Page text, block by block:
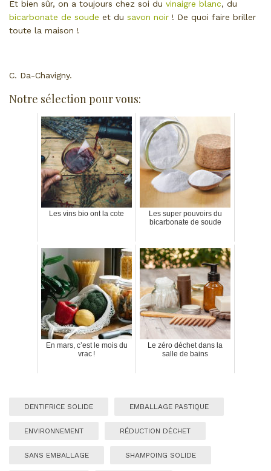
Et bien sûr, on a toujours chez soi du vinaigre blanc, du
bicarbonate de soude et du savon noir ! De quoi faire briller
toute la maison !
C. Da-Chavigny.
Notre sélection pour vous:
Les vins bio ont la cote
Les super pouvoirs du
bicarbonate de soude
En mars, c’est le mois du
vrac !
Le zéro déchet dans la
salle de bains
DENTIFRICE SOLIDE EMBALLAGE PASTIQUE
ENVIRONNEMENT RÉDUCTION DÉCHET
SANS EMBALLAGE SHAMPOING SOLIDE